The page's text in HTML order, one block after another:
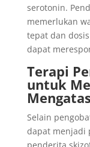
serotonin.
memerlukan
tepat dan
dapat
Terapi
untuk
Selain
dapat menjadi